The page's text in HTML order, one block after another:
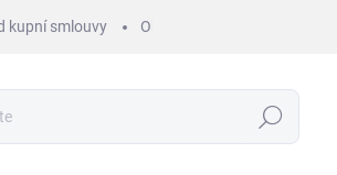
kupní smlouvy Obchodní podmínky
Hledat